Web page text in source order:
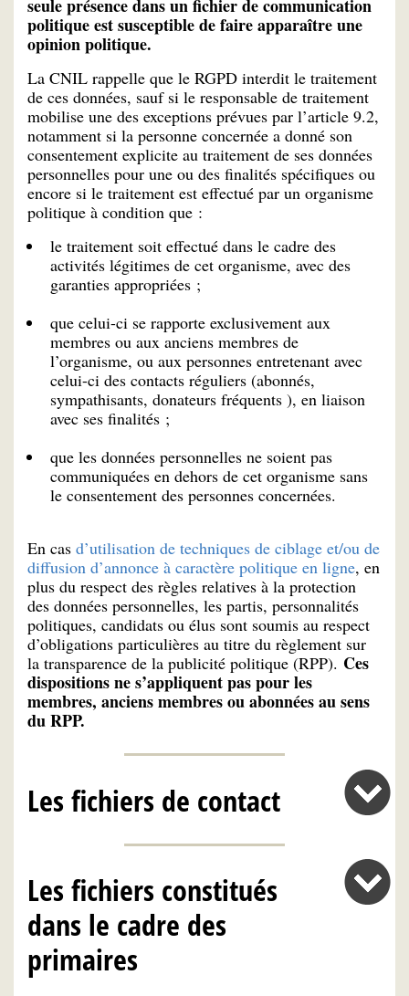
seule présence dans un fichier de communication
politique est susceptible de faire apparaître une
opinion politique.
La CNIL rappelle que le RGPD interdit le traitement
de ces données, sauf si le responsable de traitement
mobilise une des exceptions prévues par l’article 9.2,
notamment si la personne concernée a donné son
consentement explicite au traitement de ses données
personnelles pour une ou des finalités spécifiques ou
encore si le traitement est effectué par un organisme
politique à condition que :
le traitement soit effectué dans le cadre des
activités légitimes de cet organisme, avec des
garanties appropriées ;
que celui-ci se rapporte exclusivement aux
membres ou aux anciens membres de
l’organisme, ou aux personnes entretenant avec
celui-ci des contacts réguliers (abonnés,
sympathisants, donateurs fréquents ), en liaison
avec ses finalités ;
que les données personnelles ne soient pas
communiquées en dehors de cet organisme sans
le consentement des personnes concernées.
En cas d’utilisation de techniques de ciblage et/ou de
diffusion d’annonce à caractère politique en ligne, en
plus du respect des règles relatives à la protection
des données personnelles, les partis, personnalités
politiques, candidats ou élus sont soumis au respect
d’obligations particulières au titre du règlement sur
la transparence de la publicité politique (RPP). Ces
dispositions ne s’appliquent pas pour les
membres, anciens membres ou abonnées au sens
du RPP.
Les fichiers de contact
Les fichiers constitués
dans le cadre des
primaires